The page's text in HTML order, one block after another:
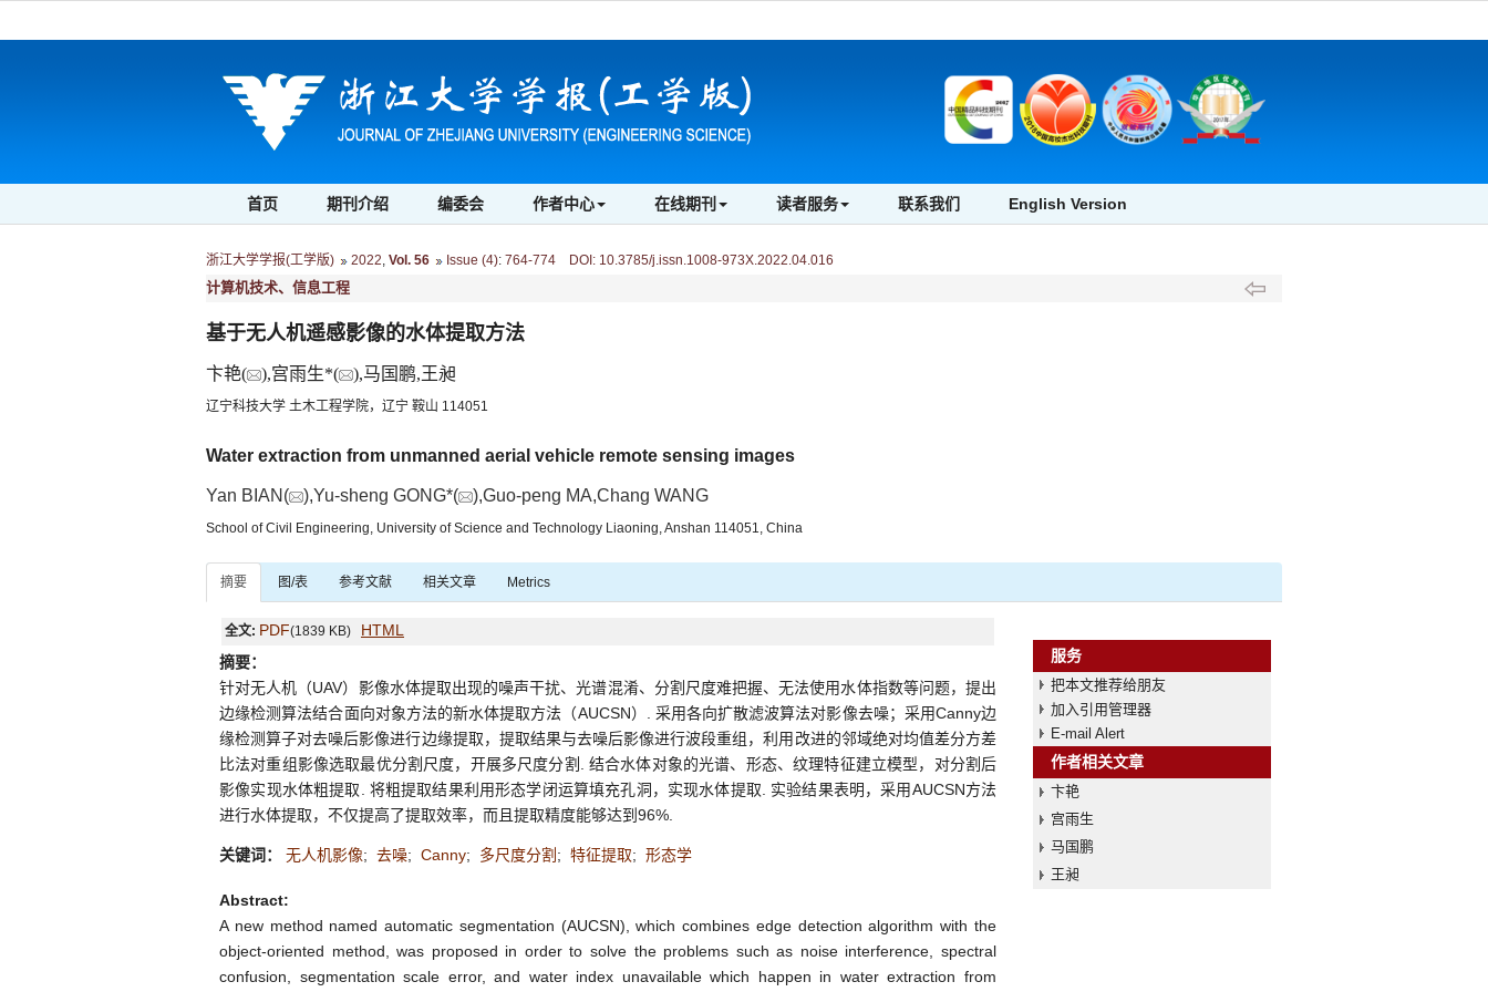
首页 期刊介绍 编委会 作者中心 在线期刊 读者服务 联系我们 English Version
浙江大学学报(工学版) 2022, Vol. 56 Issue (4): 764-774 DOI: 10.3785/j.issn.1008-973X.2022.04.016
计算机技术、信息工程
基于无人机遥感影像的水体提取方法
卞艳( ),宫雨生*( ),马国鹏,王昶
辽宁科技大学 土木工程学院，辽宁 鞍山 114051
Water extraction from unmanned aerial vehicle remote sensing images
Yan BIAN( ),Yu-sheng GONG*( ),Guo-peng MA,Chang WANG
School of Civil Engineering, University of Science and Technology Liaoning, Anshan 114051, China
摘要 图/表 参考文献 相关文章 Metrics
全文: PDF(1839 KB) HTML
摘要：
针对无人机（UAV）影像水体提取出现的噪声干扰、光谱混淆、分割尺度难把握、无法使用水体指数等问题，提出
边缘检测算法结合面向对象方法的新水体提取方法（AUCSN）. 采用各向扩散滤波算法对影像去噪；采用Canny边
缘检测算子对去噪后影像进行边缘提取，提取结果与去噪后影像进行波段重组，利用改进的邻域绝对均值差分方差
比法对重组影像选取最优分割尺度，开展多尺度分割. 结合水体对象的光谱、形态、纹理特征建立模型，对分割后
影像实现水体粗提取. 将粗提取结果利用形态学闭运算填充孔洞，实现水体提取. 实验结果表明，采用AUCSN方法
进行水体提取，不仅提高了提取效率，而且提取精度能够达到96%.
关键词： 无人机影像; 去噪; Canny; 多尺度分割 ; 特征提取; 形态学
Abstract:
A new method named automatic segmentation (AUCSN), which combines edge detection algorithm with the
object-oriented method, was proposed in order to solve the problems such as noise interference, spectral
confusion, segmentation scale error, and water index unavailable which happen in water extraction from
服务
把本文推荐给朋友
加入引用管理器
E-mail Alert
作者相关文章
卞艳
宫雨生
马国鹏
王昶